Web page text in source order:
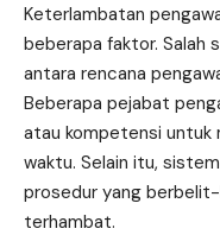
Keterlambatan
beberapa faktor. Salah
antara rencana
Beberapa pejabat
atau kompetensi untuk
waktu. Selain itu,
prosedur yang
terhambat.